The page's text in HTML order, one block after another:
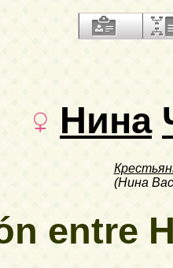
Нина
(Нина
entre